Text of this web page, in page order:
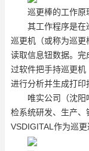
巡更棒的工作原
其工作程序是在
巡更机（或称为巡
读取信息钮数据。
过软件把手持巡更
进行分析并生成打印
唯实公司（沈
检系统研发、生产
VSDIGITAL作为巡更